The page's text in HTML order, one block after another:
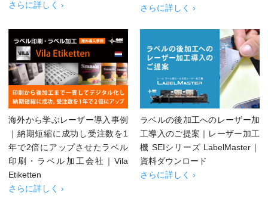
さらに詳しく ›
さらに詳しく ›
海外から学ぶレーザー導入事例
｜納期短縮に成功し受注数を1
年で2倍にアップさせたラベル
印刷・ラベル加工会社｜Vila
Etiketten
さらに詳しく ›
ラベルの後加工へのレーザー加
工導入のご提案｜レーザー加工
機 SEIシリーズ LabelMaster｜
資料ダウンロード
さらに詳しく ›